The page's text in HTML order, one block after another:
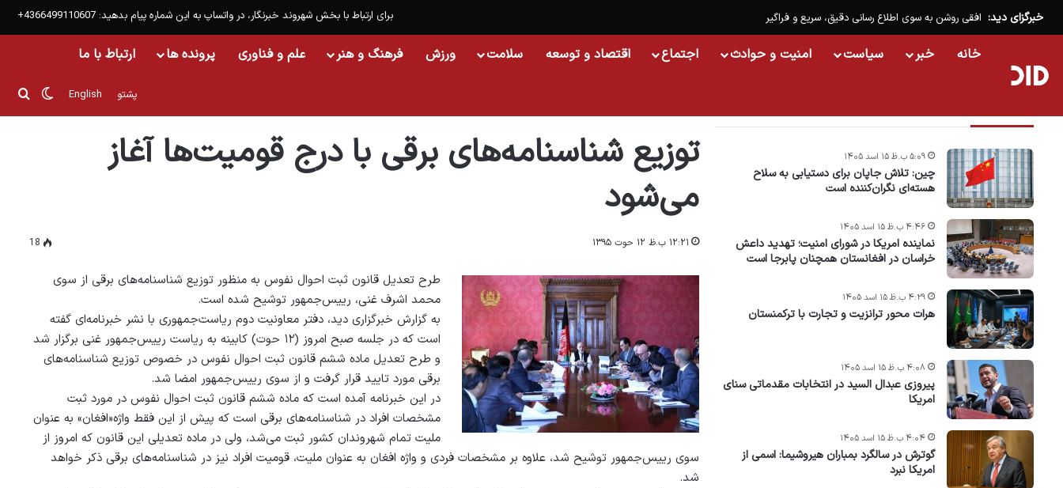
برای ارتباط با بخش شهروند خبرنگار، در واتساپ به این شماره پیام بدهید: 4366499110607+ خبرگزای دید: افقی روشن به سوی اطلاع رسانی دقیق، سریع و فراگیر
خانه خبر سیاست امنیت و حوادث اجتماع اقتصاد و توسعه سلامت ورزش فرهنگ و هنر علم و فناوری پرونده ها ارتباط با ما
English پشتو تغییر
توزیع شناسنامه‌های برقی با درج قومیت‌ها آغاز
می‌شود
۱۲:۲۱ ب.ظ ۱۲ حوت ۱۳۹۵ 18
طرح تعدیل قانون ثبت احوال نفوس به منظور توزیع شناسنامه‌های برقی از سوی
محمد اشرف غنی، رییس‌جمهور توشیح شده است.
به گزارش خبرگزاری دید، دفتر معاونیت دوم ریاست‌جمهوری با نشر خبرنامه‌ای گفته
است که در جلسه صبح امروز (۱۲ حوت) کابینه به ریاست رییس‌جمهور غنی برگزار شد
و طرح تعديل ماده ششم قانون ثبت احوال نفوس در خصوص توزيع شناسنامه‌های
برقى مورد تایید قرار گرفت و از سوی رییس‌جمهور امضا شد.
در این خبرنامه آمده است که ماده ششم قانون ثبت احوال نفوس در مورد ثبت
مشخصات افراد در شناسنامه‌های برقی است که پیش از این فقط واژه«افغان» به عنوان
ملیت تمام شهروندان کشور ثبت می‌شد، ولی در ماده تعدیلی این قانون که امروز از
سوی رییس‌جمهور توشیح شد، علاوه بر مشخصات فردی و واژه افغان به عنوان ملیت، قومیت افراد نیز در شناسنامه‌های برقی ذکر خواهد
شد.
چین: تلاش جاپان برای دستیابی به سلاح
هسته‌ای نگران‌کننده است
۵:۰۹ ب.ظ ۱۵ اسد ۱۴۰۵
نماینده امریکا در شورای امنیت؛ تهدید داعش
خراسان در افغانستان همچنان پابرجا است
۴:۴۶ ب.ظ ۱۵ اسد ۱۴۰۵
هرات محور ترانزیت و تجارت با ترکمنستان
۴:۲۹ ب.ظ ۱۵ اسد ۱۴۰۵
پیروزی عبدال السید در انتخابات مقدماتی سنای
امریکا
۴:۰۸ ب.ظ ۱۵ اسد ۱۴۰۵
گوترش در سالگرد بمباران هیروشیما: اسمی از
امریکا نبرد
۴:۰۴ ب.ظ ۱۵ اسد ۱۴۰۵